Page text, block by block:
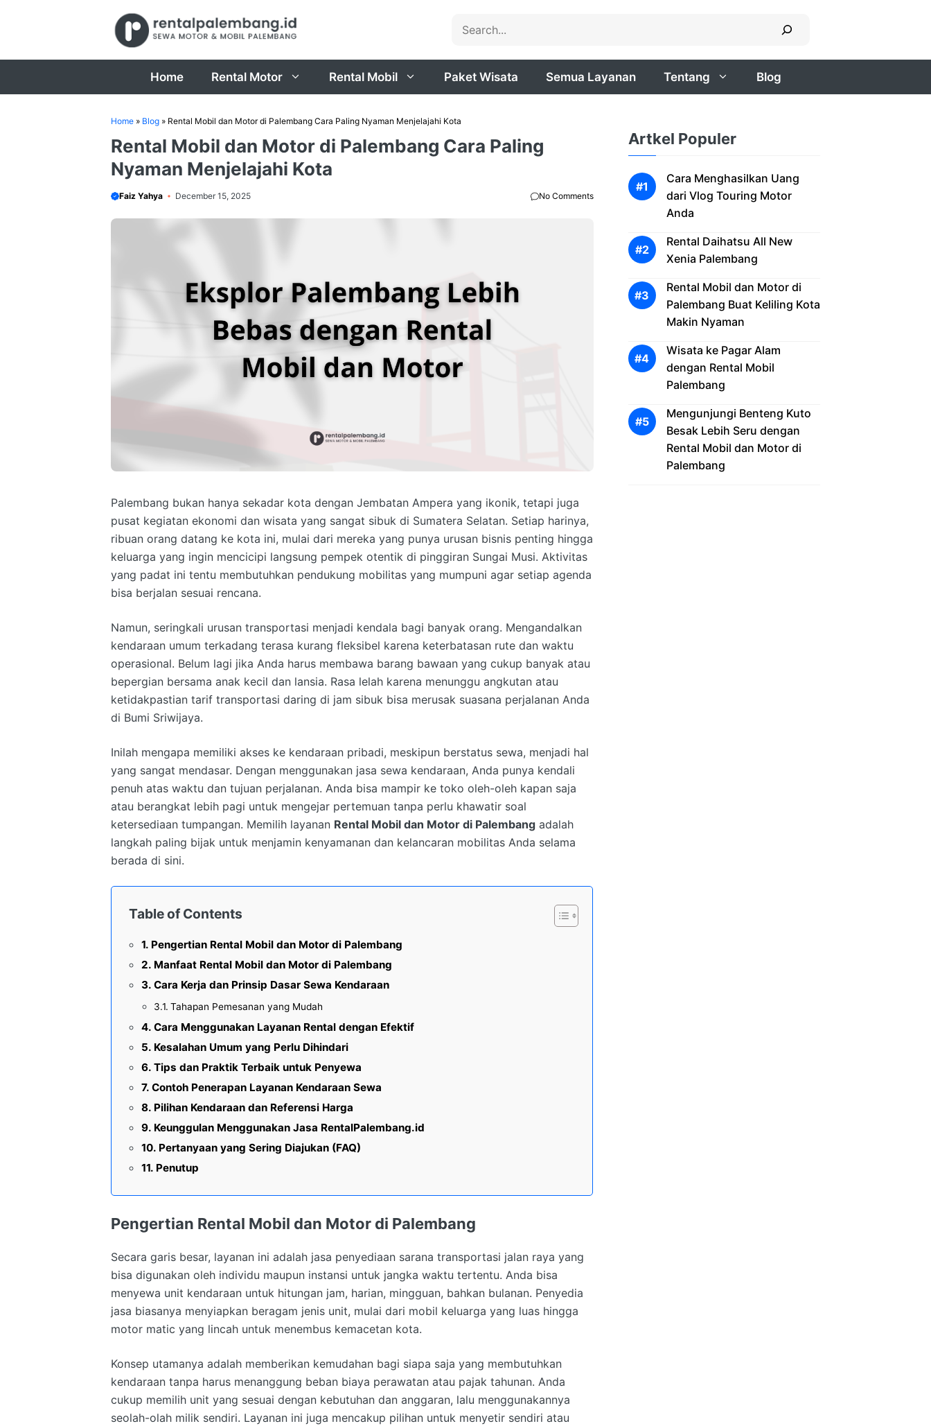
Home Rental Motor Rental Mobil Paket Wisata Semua Layanan Tentang Blog
Home » Blog » Rental Mobil dan Motor di Palembang Cara Paling Nyaman Menjelajahi Kota
Rental Mobil dan Motor di Palembang Cara Paling
Nyaman Menjelajahi Kota
Faiz Yahya December 15, 2025 No Comments
Palembang bukan hanya sekadar kota dengan Jembatan Ampera yang ikonik, tetapi juga
pusat kegiatan ekonomi dan wisata yang sangat sibuk di Sumatera Selatan. Setiap harinya,
ribuan orang datang ke kota ini, mulai dari mereka yang punya urusan bisnis penting hingga
keluarga yang ingin mencicipi langsung pempek otentik di pinggiran Sungai Musi. Aktivitas
yang padat ini tentu membutuhkan pendukung mobilitas yang mumpuni agar setiap agenda
bisa berjalan sesuai rencana.
Namun, seringkali urusan transportasi menjadi kendala bagi banyak orang. Mengandalkan
kendaraan umum terkadang terasa kurang fleksibel karena keterbatasan rute dan waktu
operasional. Belum lagi jika Anda harus membawa barang bawaan yang cukup banyak atau
bepergian bersama anak kecil dan lansia. Rasa lelah karena menunggu angkutan atau
ketidakpastian tarif transportasi daring di jam sibuk bisa merusak suasana perjalanan Anda
di Bumi Sriwijaya.
Inilah mengapa memiliki akses ke kendaraan pribadi, meskipun berstatus sewa, menjadi hal
yang sangat mendasar. Dengan menggunakan jasa sewa kendaraan, Anda punya kendali
penuh atas waktu dan tujuan perjalanan. Anda bisa mampir ke toko oleh-oleh kapan saja
atau berangkat lebih pagi untuk mengejar pertemuan tanpa perlu khawatir soal
ketersediaan tumpangan. Memilih layanan Rental Mobil dan Motor di Palembang adalah
langkah paling bijak untuk menjamin kenyamanan dan kelancaran mobilitas Anda selama
berada di sini.
Table of Contents
Pengertian Rental Mobil dan Motor di Palembang
Manfaat Rental Mobil dan Motor di Palembang
Cara Kerja dan Prinsip Dasar Sewa Kendaraan
Tahapan Pemesanan yang Mudah
Cara Menggunakan Layanan Rental dengan Efektif
Kesalahan Umum yang Perlu Dihindari
Tips dan Praktik Terbaik untuk Penyewa
Contoh Penerapan Layanan Kendaraan Sewa
Pilihan Kendaraan dan Referensi Harga
Keunggulan Menggunakan Jasa RentalPalembang.id
Pertanyaan yang Sering Diajukan (FAQ)
Penutup
Pengertian Rental Mobil dan Motor di Palembang
Secara garis besar, layanan ini adalah jasa penyediaan sarana transportasi jalan raya yang
bisa digunakan oleh individu maupun instansi untuk jangka waktu tertentu. Anda bisa
menyewa unit kendaraan untuk hitungan jam, harian, mingguan, bahkan bulanan. Penyedia
jasa biasanya menyiapkan beragam jenis unit, mulai dari mobil keluarga yang luas hingga
motor matic yang lincah untuk menembus kemacetan kota.
Konsep utamanya adalah memberikan kemudahan bagi siapa saja yang membutuhkan
kendaraan tanpa harus menanggung beban biaya perawatan atau pajak tahunan. Anda
cukup memilih unit yang sesuai dengan kebutuhan dan anggaran, lalu menggunakannya
seolah-olah milik sendiri. Layanan ini juga mencakup pilihan untuk menyetir sendiri atau
Artkel Populer
Cara Menghasilkan Uang
dari Vlog Touring Motor
Anda
Rental Daihatsu All New
Xenia Palembang
Rental Mobil dan Motor di
Palembang Buat Keliling Kota
Makin Nyaman
Wisata ke Pagar Alam
dengan Rental Mobil
Palembang
Mengunjungi Benteng Kuto
Besak Lebih Seru dengan
Rental Mobil dan Motor di
Palembang